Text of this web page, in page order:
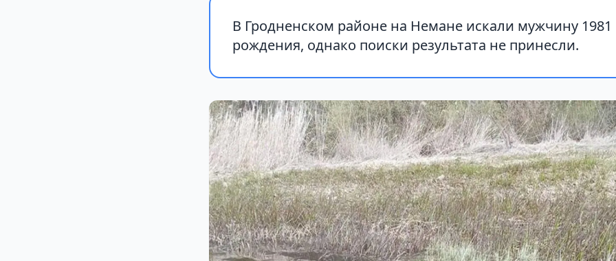
В Гродненском районе на Немане искали мужчину 1981
рождения, однако поиски результата не принесли.